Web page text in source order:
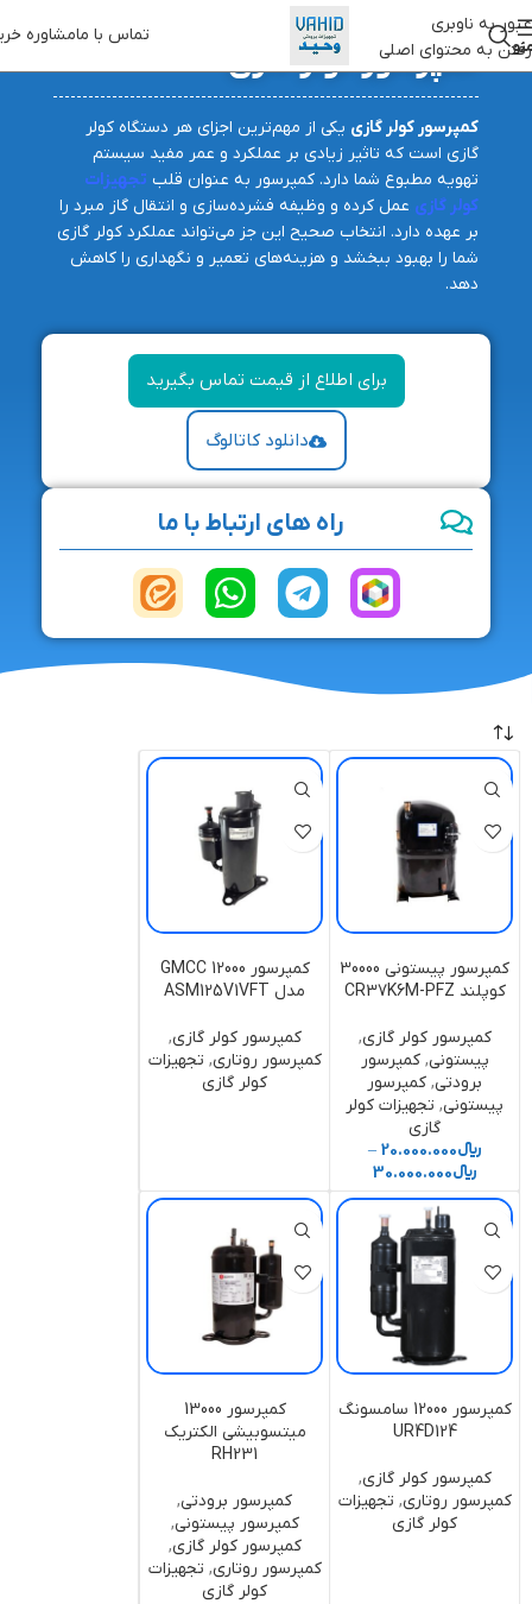
عبور به ناوبری
رفتن به محتوای اصلی
تماس با مامشاوره
کمپرسور کولر گازی
کمپرسور کولر گازی یکی از مهم‌ترین اجزای هر دستگاه کولر
گازی است که تاثیر زیادی بر عملکرد و عمر مفید سیستم
تهویه مطبوع شما دارد. کمپرسور به عنوان قلب تجهیزات
کولر گازی عمل کرده و وظیفه فشرده‌سازی و انتقال گاز مبرد را
بر عهده دارد. انتخاب صحیح این جز می‌تواند عملکرد کولر گازی
شما را بهبود ببخشد و هزینه‌های تعمیر و نگهداری را کاهش
دهد.
برای اطلاع از قیمت تماس بگیرید
دانلود کاتالوگ
راه های ارتباط با ما
كمپرسور پيستوني 30000
کوپلند CR37K6M-PFZ
کمپرسور کولر گازی,
پیستونی,کمپرسور
برودتی, کمپرسور
پیستونی, تجهیزات کولر
گازی
﷼20.000.000
–
﷼30.000.000
کمپرسور 12000 GMCC
مدل ASM125V1VFT
کمپرسور کولر گازی,
کمپرسور روتاری, تجهیزات
کولر گازی
کمپرسور 12000 سامسونگ
UR4D124
کمپرسور کولر گازی,
کمپرسور روتاری, تجهیزات
کولر گازی
کمپرسور 13000
میتسوبیشی الکتریک
RH231
کمپرسور برودتی,
کمپرسور پیستونی,
کمپرسور کولر گازی,
کمپرسور روتاری, تجهیزات
کولر گازی